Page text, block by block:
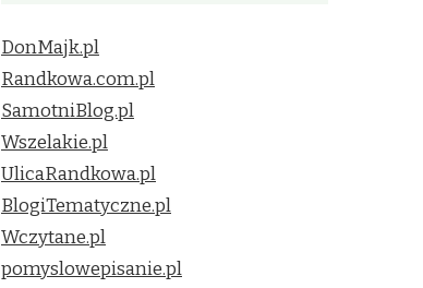
DonMajk.pl
Randkowa.com.pl
SamotniBlog.pl
Wszelakie.pl
UlicaRandkowa.pl
BlogiTematyczne.pl
Wczytane.pl
pomyslowepisanie.pl